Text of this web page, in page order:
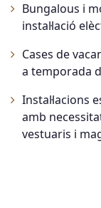
Bungalous i
instal·lació
Cases de
a temporada
Instal·lacions
amb
vestuaris i